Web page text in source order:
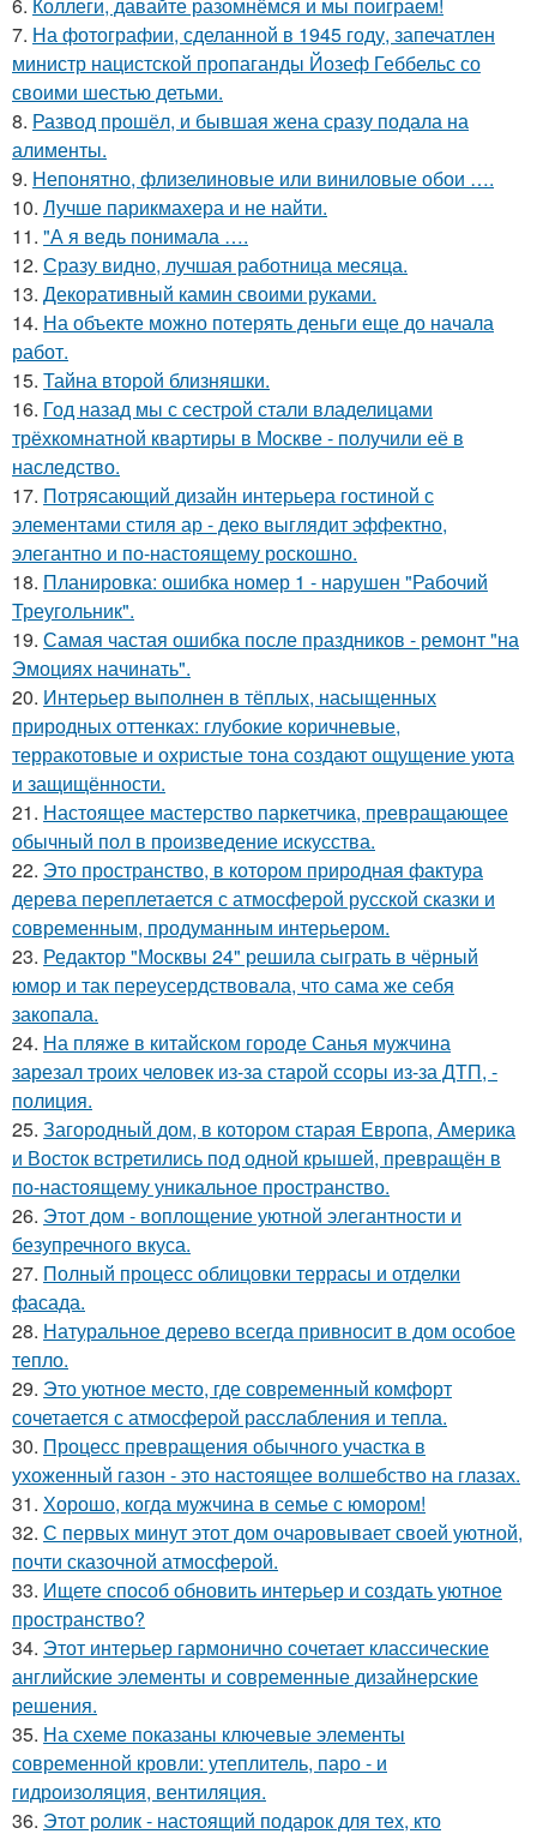
7. На фотографии, сделанной в 1945 году, запечатлен
министр нацистской пропаганды Йозеф Геббельс со
своими шестью детьми.
8. Развод прошёл, и бывшая жена сразу подала на
алименты.
9. Непонятно, флизелиновые или виниловые обои ….
10. Лучше парикмахера и не найти.
11. "А я ведь понимала ….
12. Сразу видно, лучшая работница месяца.
13. Декоративный камин своими руками.
14. На объекте можно потерять деньги еще до начала
работ.
15. Тайна второй близняшки.
16. Год назад мы с сестрой стали владелицами
трёхкомнатной квартиры в Москве - получили её в
наследство.
17. Потрясающий дизайн интерьера гостиной с
элементами стиля ар - деко выглядит эффектно,
элегантно и по-настоящему роскошно.
18. Планировка: ошибка номер 1 - нарушен "Рабочий
Треугольник".
19. Самая частая ошибка после праздников - ремонт "на
Эмоциях начинать".
20. Интерьер выполнен в тёплых, насыщенных
природных оттенках: глубокие коричневые,
терракотовые и охристые тона создают ощущение уюта
и защищённости.
21. Настоящее мастерство паркетчика, превращающее
обычный пол в произведение искусства.
22. Это пространство, в котором природная фактура
дерева переплетается с атмосферой русской сказки и
современным, продуманным интерьером.
23. Редактор "Москвы 24" решила сыграть в чёрный
юмор и так переусердствовала, что сама же себя
закопала.
24. На пляже в китайском городе Санья мужчина
зарезал троих человек из-за старой ссоры из-за ДТП, -
полиция.
25. Загородный дом, в котором старая Европа, Америка
и Восток встретились под одной крышей, превращён в
по-настоящему уникальное пространство.
26. Этот дом - воплощение уютной элегантности и
безупречного вкуса.
27. Полный процесс облицовки террасы и отделки
фасада.
28. Натуральное дерево всегда привносит в дом особое
тепло.
29. Это уютное место, где современный комфорт
сочетается с атмосферой расслабления и тепла.
30. Процесс превращения обычного участка в
ухоженный газон - это настоящее волшебство на глазах.
31. Хорошо, когда мужчина в семье с юмором!
32. С первых минут этот дом очаровывает своей уютной,
почти сказочной атмосферой.
33. Ищете способ обновить интерьер и создать уютное
пространство?
34. Этот интерьер гармонично сочетает классические
английские элементы и современные дизайнерские
решения.
35. На схеме показаны ключевые элементы
современной кровли: утеплитель, паро - и
гидроизоляция, вентиляция.
36. Этот ролик - настоящий подарок для тех, кто